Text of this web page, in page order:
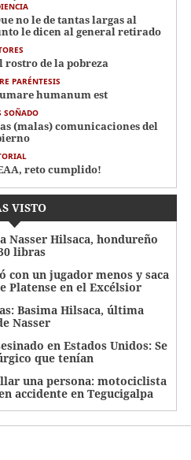
no le de tantas largas al
le dicen al general retirado
rostro de la pobreza
PARÉNTESIS
humanum est
SOÑADO
(malas) comunicaciones del
reto cumplido!
VISTO
Nasser Hilsaca, hondureño
libras
con un jugador menos y saca
Platense en el Excélsior
Basima Hilsaca, última
Nasser
en Estados Unidos: Se
que tenían
una persona: motociclista
accidente en Tegucigalpa